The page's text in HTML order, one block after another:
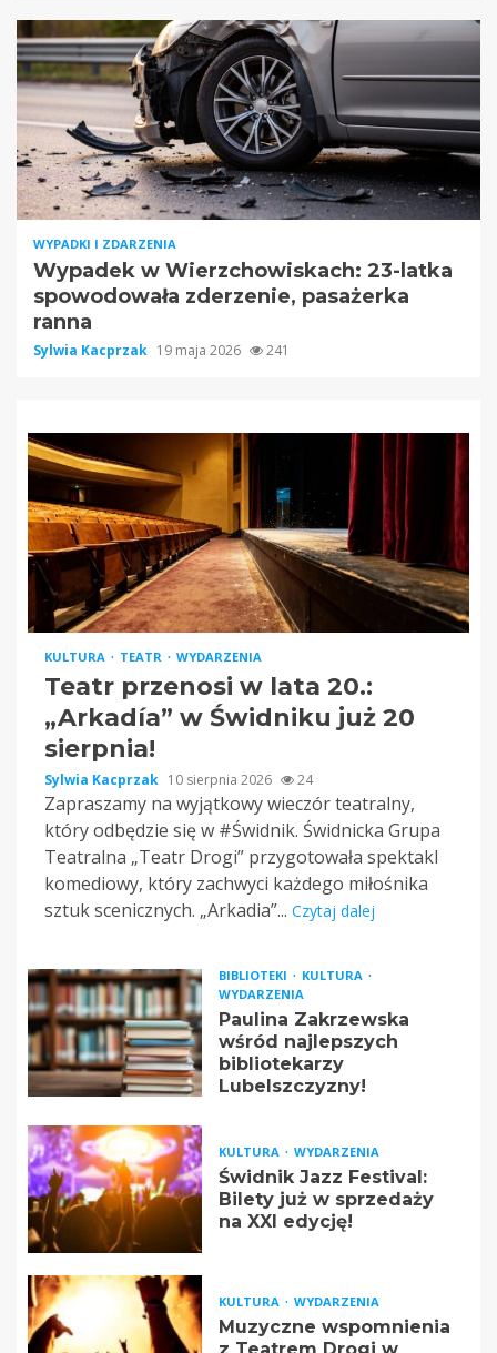
WYPADKI I ZDARZENIA
Wypadek w Wierzchowiskach: 23-latka
spowodowała zderzenie, pasażerka
ranna
Sylwia Kacprzak 19 maja 2026 241
KULTURA TEATR WYDARZENIA
Teatr przenosi w lata 20.:
„Arkadía” w Świdniku już 20
sierpnia!
Sylwia Kacprzak 10 sierpnia 2026 24
Zapraszamy na wyjątkowy wieczór teatralny,
który odbędzie się w #Świdnik. Świdnicka Grupa
Teatralna „Teatr Drogi” przygotowała spektakl
komediowy, który zachwyci każdego miłośnika
sztuk scenicznych. „Arkadia”... Czytaj dalej
BIBLIOTEKI
KULTURA
WYDARZENIA
Paulina Zakrzewska
wśród najlepszych
bibliotekarzy
Lubelszczyzny!
KULTURA WYDARZENIA
Świdnik Jazz Festival:
Bilety już w sprzedaży
na XXI edycję!
KULTURA WYDARZENIA
Muzyczne wspomnienia